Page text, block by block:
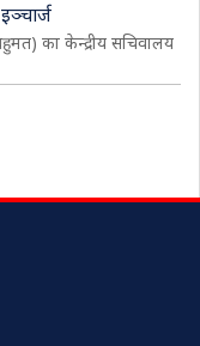
का केन्द्रीय सचिवालय